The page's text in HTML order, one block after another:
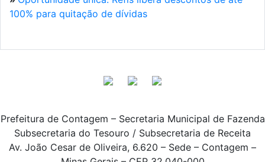
100% para quitação de dívidas
Prefeitura de Contagem – Secretaria Municipal de Fazenda
Subsecretaria do Tesouro / Subsecretaria de Receita
Av. João Cesar de Oliveira, 6.620 – Sede – Contagem –